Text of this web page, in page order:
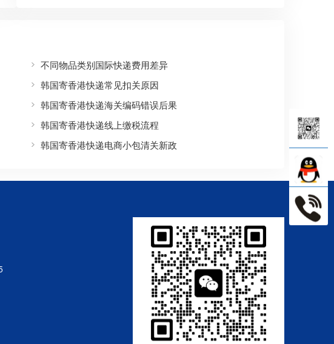
不同物品类别国际快递费用差异
韩国寄香港快递常见扣关原因
韩国寄香港快递海关编码错误后果
韩国寄香港快递线上缴税流程
韩国寄香港快递电商小包清关新政